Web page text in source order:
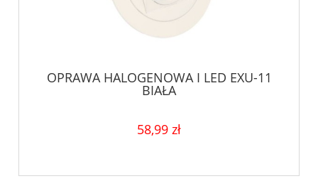
OPRAWA HALOGENOWA I LED EXU-11
BIAŁA
58,99 zł